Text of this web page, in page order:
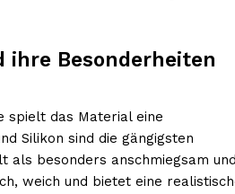
ihre Besonderheiten
spielt das Material eine
Silikon sind die gängigsten
als besonders anschmiegsam und
weich und bietet eine